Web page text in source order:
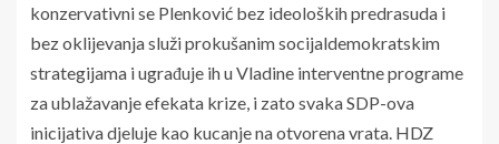
konzervativni se Plenković bez ideoloških predrasuda i
bez oklijevanja služi prokušanim socijaldemokratskim
strategijama i ugrađuje ih u Vladine interventne programe
za ublažavanje efekata krize, i zato svaka SDP-ova
inicijativa djeluje kao kucanje na otvorena vrata. HDZ